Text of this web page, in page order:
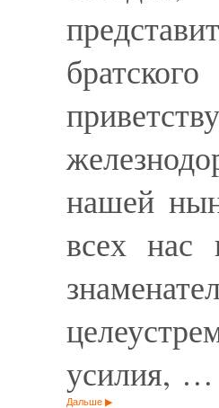
нашей
всех нас
усилия, …
Дальше